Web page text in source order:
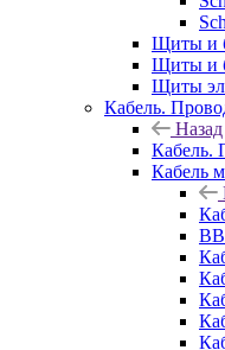
Щиты и
Щиты и
Щиты
Кабель.
Назад
Кабель.
Кабель